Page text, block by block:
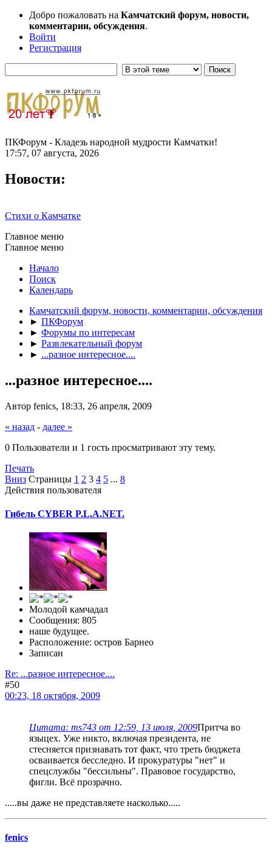
Добро пожаловать на Камчатский форум, новости,
комментарии, обсуждения.
Войти
Регистрация
ПКФорум - Кладезь народной мудрости Камчатки!
17:57, 07 августа, 2026
Новости:
Стихи о Камчатке
Главное меню
Главное меню
Начало
Поиск
Календарь
Камчатский форум, новости, комментарии, обсуждения
► ПКФорум
► Форумы по интересам
► Развлекательный форум
► ...разное интересное....
...разное интересное....
Автор fenics, 18:33, 26 апреля, 2009
« назад - далее »
0 Пользователи и 1 гость просматривают эту тему.
Печать
Вниз Страницы 1 2 3 4 5 ... 8
Действия пользователя
Гибель CYBER P.L.A.NET.
Молодой камчадал
Сообщения: 805
наше будущее.
Расположение: остров Барнео
Записан
Re: ...разное интересное....
#50
00:23, 18 октября, 2009
Цитата: ms743 от 12:59, 13 июля, 2009Притча во
языцех. Уже никто, включая президента, не
стесняется признавать тот факт, что треть бюджета
осваивается бесследно. И прокуратуры "нет" и
спецслужбы "бессильны". Правовое государство,
фигли. Всё прозрачно.
.....вы даже не представляете насколько.....
fenics